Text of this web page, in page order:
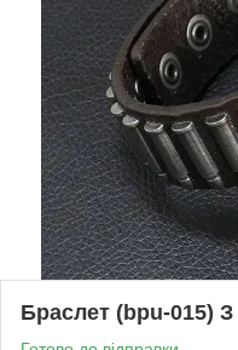
Браслет (bpu-015)